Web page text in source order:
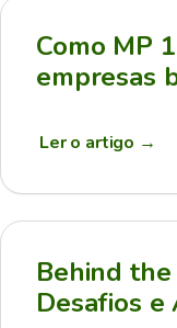
Como MP
empresas
Ler o artigo →
Behind
Desafios e